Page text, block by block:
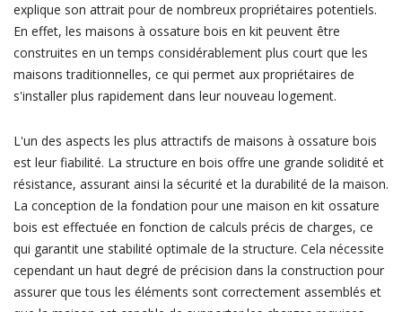
explique son attrait pour de nombreux propriétaires potentiels.
En effet, les maisons à ossature bois en kit peuvent être
construites en un temps considérablement plus court que les
maisons traditionnelles, ce qui permet aux propriétaires de
s'installer plus rapidement dans leur nouveau logement.
L'un des aspects les plus attractifs de maisons à ossature bois
est leur fiabilité. La structure en bois offre une grande solidité et
résistance, assurant ainsi la sécurité et la durabilité de la maison.
La conception de la fondation pour une maison en kit ossature
bois est effectuée en fonction de calculs précis de charges, ce
qui garantit une stabilité optimale de la structure. Cela nécessite
cependant un haut degré de précision dans la construction pour
assurer que tous les éléments sont correctement assemblés et